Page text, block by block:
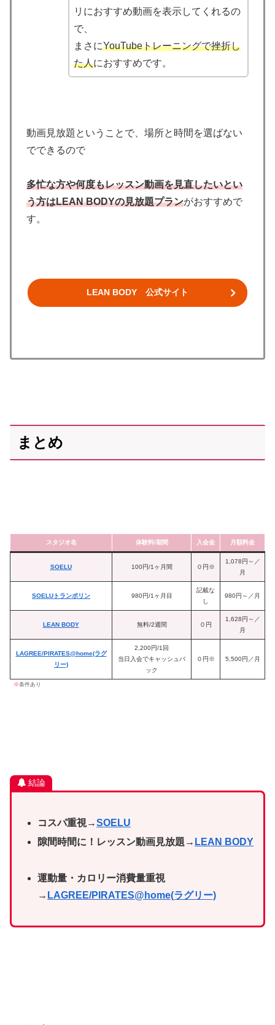
リにおすすめ動画を表示してくれるの
で、
まさにYouTubeトレーニングで挫折し
た人におすすめです。
動画見放題ということで、場所と時間を選ばない
でできるので
多忙な方や何度もレッスン動画を見直したいとい
う方はLEAN BODYの見放題プランがおすすめで
す。
LEAN BODY 公式サイト
まとめ
スタジオ名 体験料/期間 入会金 月額料金
SOELU 100円/1ヶ月間 ０円※
1,078円～／
月
SOELUトランポリン 980円/1ヶ月目
記載な
し
980円～／月
LEAN BODY 無料/2週間 ０円
1,628円～／
月
LAGREE/PIRATES@home(ラグ
リー)
2,200円/1回
当日入会でキャッシュバ
ック
０円※ 5,500円／月
※条件あり
結論
コスパ重視→SOELU
隙間時間に！レッスン動画見放題→ LEAN BODY
運動量・カロリー消費量重視
→ LAGREE/PIRATES@home(ラグリー)